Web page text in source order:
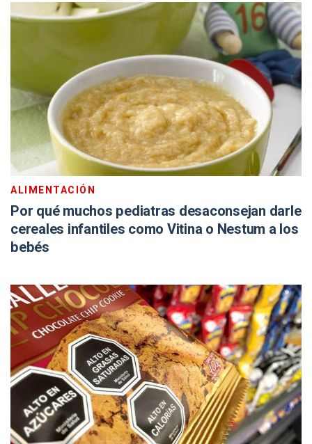
ALIMENTACIÓN
Por qué muchos pediatras desaconsejan darle
cereales infantiles como Vitina o Nestum a los
bebés